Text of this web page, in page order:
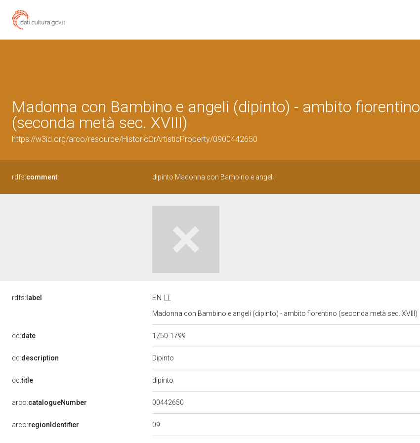
Madonna con Bambino e angeli (dipinto) - ambito fiorentino
(seconda metà sec. XVIII)
https://w3id.org/arco/resource/HistoricOrArtisticProperty/0900442650
rdfs:comment dipinto Madonna con Bambino e angeli
rdfs: label EN
IT
Madonna con Bambino e angeli (dipinto) - ambito fiorentino (seconda metà sec. XVIII)
dc:date 1750-1799
dc:description Dipinto
dc:title dipinto
arco:catalogueNumber 00442650
arco:regionIdentifier 09